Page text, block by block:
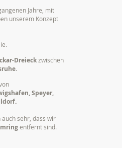
Jahre, mit
unserem Konzept
Dreieckzwischen
.
Speyer,
sehr, dass wir
entfernt sind.